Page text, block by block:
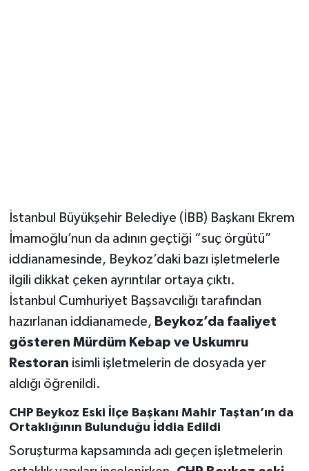
İstanbul Büyükşehir Belediye (İBB) Başkanı Ekrem
İmamoğlu’nun da adının geçtiği “suç örgütü”
iddianamesinde, Beykoz’daki bazı işletmelerle
ilgili dikkat çeken ayrıntılar ortaya çıktı.
İstanbul Cumhuriyet Başsavcılığı tarafından
hazırlanan iddianamede, Beykoz’da faaliyet
gösteren Mürdüm Kebap ve Uskumru
Restoran isimli işletmelerin de dosyada yer
aldığı öğrenildi.
CHP Beykoz Eski İlçe Başkanı Mahir Taştan’ın da
Ortaklığının Bulunduğu İddia Edildi
Soruşturma kapsamında adı geçen işletmelerin